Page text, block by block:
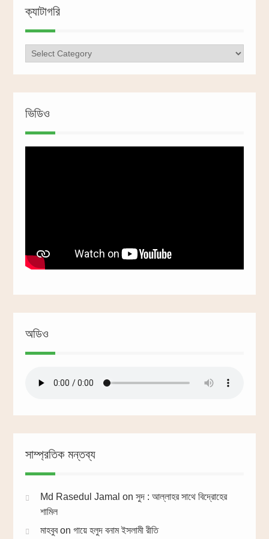
ক্যাটাগরি
ক্যাটাগরি
ভিডিও
অডিও
সাম্প্রতিক মন্তব্য
Md Rasedul Jamal on সুদ : আল্লাহর সাথে বিদ্রোহের
শামিল
মাহবুবon গায়ে হলুদ বনাম ইসলামী রীতি